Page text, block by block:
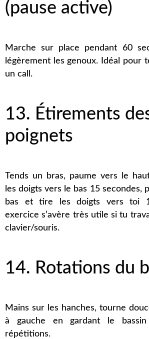
(pause active)
Marche sur place pendant 60
légèrement les genoux. Idéal pour
un call.
13. Étirements
poignets
Tends un bras, paume vers le
les doigts vers le bas 15 secondes,
bas et tire les doigts vers toi
exercice s’avère très utile si tu
clavier/souris.
14. Rotations du
Mains sur les hanches, tourne
à gauche en gardant le
répétitions.